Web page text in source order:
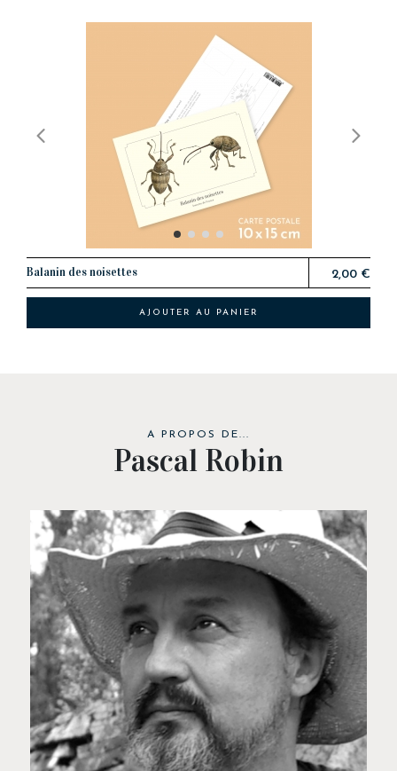
AJOUTER AU PANIER
Balanin des noisettes 2,00 €
A PROPOS DE...
Pascal Robin